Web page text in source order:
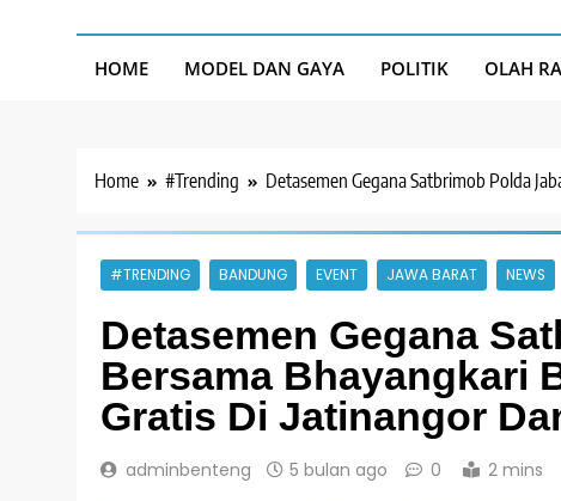
HOME MODEL DAN GAYA POLITIK OLAH
Home #Trending Detasemen Gegana Satbrimob Polda
#TRENDING BANDUNG EVENT JAWA BARAT NEWS
Detasemen Gegana
Bersama Bhayangkari
Gratis Di Jatinangor
adminbenteng 5 bulan ago 0 2 mins